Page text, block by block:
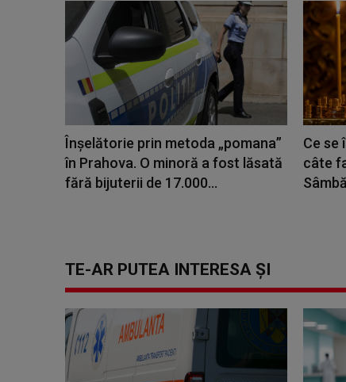
Înșelătorie prin metoda „pomana”
în Prahova. O minoră a fost lăsată
fără bijuterii de 17.000...
Ce se
câte
TE-AR PUTEA INTERESA ȘI